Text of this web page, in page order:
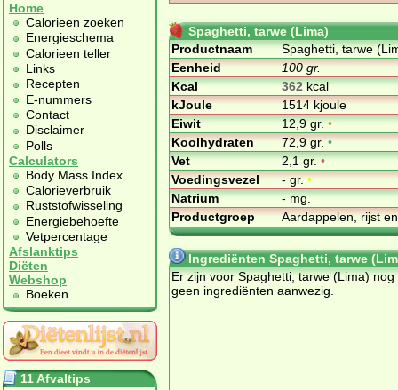
Home
Calorieen zoeken
Energieschema
Calorieen teller
Links
Recepten
E-nummers
Contact
Disclaimer
Polls
Calculators
Body Mass Index
Calorieverbruik
Ruststofwisseling
Energiebehoefte
Vetpercentage
Afslanktips
Diëten
Webshop
Boeken
11 Afvaltips
Spaghetti, tarwe (Lima)
Productnaam
Spaghetti, tarwe
Eenheid
100 gr.
Kcal
362kcal
kJoule
1514 kjoule
Eiwit
12,9 gr.•
Koolhydraten
72,9 gr.•
Vet
2,1 gr.•
Voedingsvezel
- gr.•
Natrium
- mg.
Productgroep
Aardappelen, rijst
Ingrediënten Spaghetti, tarwe
Er zijn voor Spaghetti, tarwe (Lima) nog
geen ingrediënten aanwezig.